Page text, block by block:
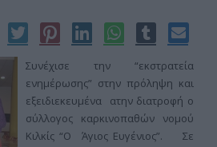
Συνέχισε την “εκστρατεία
ενημέρωσης” στην πρόληψη και
εξειδιεκευμένα ατην διατροφή ο
σύλλογος καρκινοπαθών νομού
Κιλκίς “Ο Άγιος Ευγένιος”. Σε